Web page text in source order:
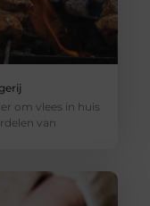
om vlees in huis
van